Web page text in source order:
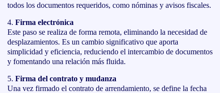
todos los documentos requeridos, como nóminas y avisos fiscales.
Firma electrónica
Este paso se realiza de forma remota, eliminando la necesidad de
desplazamientos. Es un cambio significativo que aporta
simplicidad y eficiencia, reduciendo el intercambio de documentos
y fomentando una relación más fluida.
Firma del contrato y mudanza
Una vez firmado el contrato de arrendamiento, se define la fecha